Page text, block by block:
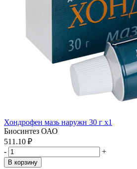
Хондрофен мазь наружн 30 г x1
Биосинтез ОАО
511.10 ₽
-
+
В корзину